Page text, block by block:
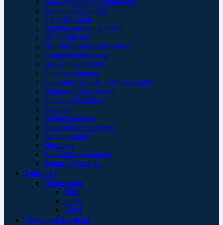
Kabelsysteme für Monitoring
Beatmungs-Zubehör
SpO²-Messung
Blutdruckmessung NIBP
HZV-Zubehör
Druckinfusionsmanschetten
Temperaturmessung
BIS-EEG-Zubehör
Einweg-Produkte
Langzeit-EKG- & Telemetriekabel
Diagnose-EKG-Kabel
Einmal-Elektroden
Batterien
Akkumulatoren
Medizinische Lampen
Laryngoskope
Otoskope
Medizinische Papiere
Geräte / Sonstiges
Zahnarzt
Handschuhe
Nitril
Latex
Vinyl
Taktische Medizin